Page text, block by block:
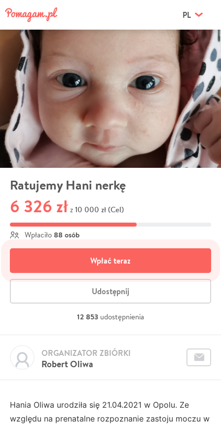
PL
Ratujemy Hani nerkę
6 326 zł z 10 000 zł (Cel)
Wpłaciło 88 osób
Wpłać teraz
Udostępnij
12 853 udostępnienia
Robert Oliwa
ORGANIZATOR ZBIÓRKI
Hania Oliwa urodziła się 21.04.2021 w Opolu. Ze
względu na prenatalne rozpoznanie zastoju moczu w